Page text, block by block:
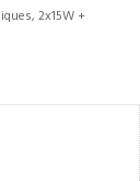
2x15W +